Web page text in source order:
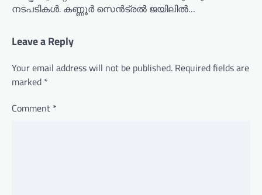
നടപടികള്‍. കണ്ണൂര്‍ സെന്‍ട്രല്‍ ജയിലില്‍…
Leave a Reply
Your email address will not be published. Required fields are
marked *
Comment *